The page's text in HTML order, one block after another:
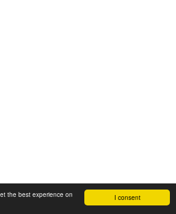
I consent
the best experience on